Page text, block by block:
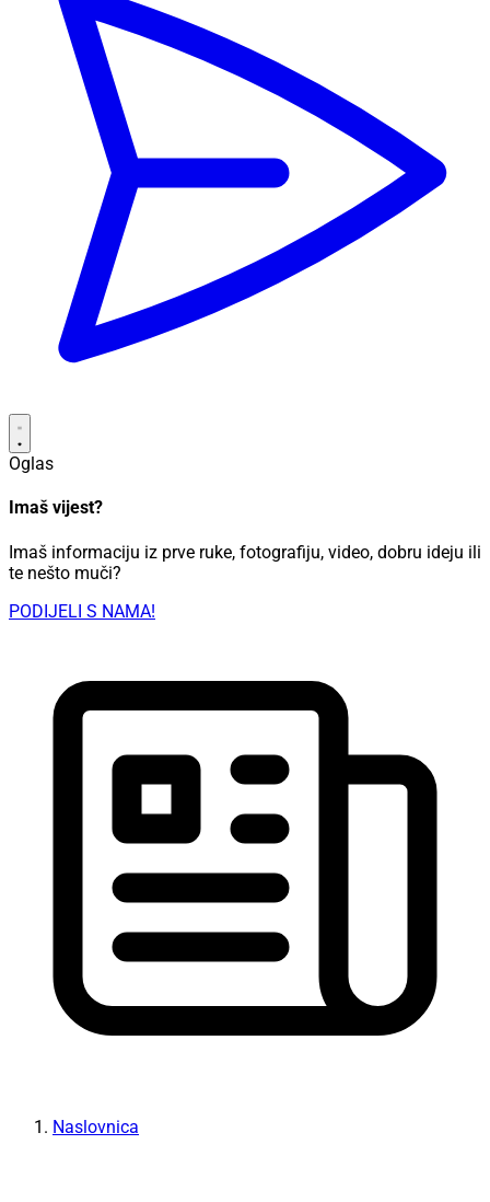
Oglas
Imaš vijest?
Imaš informaciju iz prve ruke, fotografiju, video, dobru ideju ili
te nešto muči?
PODIJELI S NAMA!
Naslovnica